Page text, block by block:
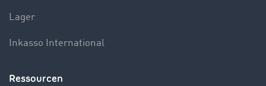
Lager
Inkasso International
Ressourcen